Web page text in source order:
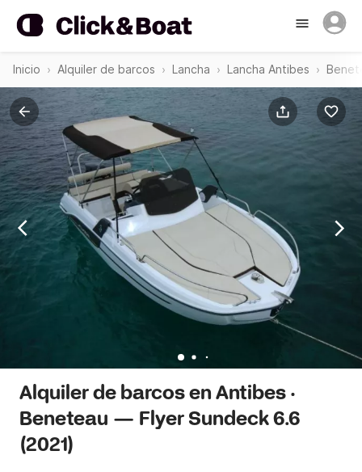
Inicio Alquiler de barcos Lancha Lancha Antibes
Alquiler de barcos en Antibes ·
Beneteau — Flyer Sundeck 6.6
(2021)